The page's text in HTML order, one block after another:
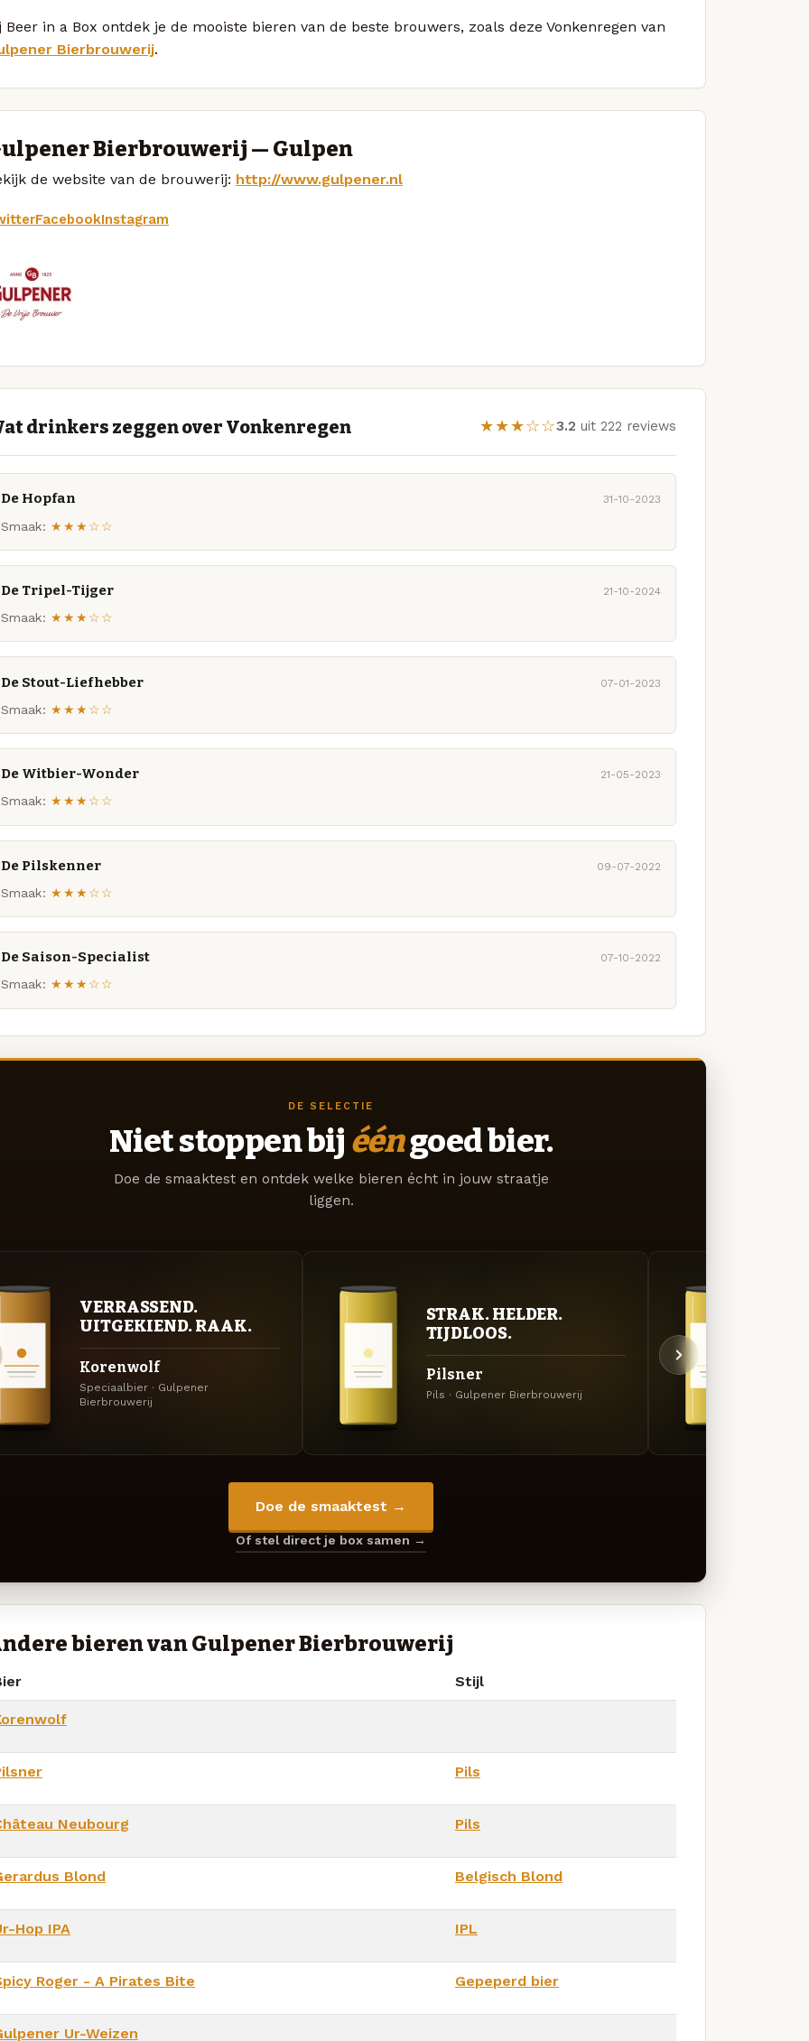
Beer in a Box ontdek je de mooiste bieren van de beste brouwers, zoals deze Vonkenregen van
Bierbrouwerij.
Bierbrouwerij — Gulpen
de website van de brouwerij: http://www.gulpener.nl
FacebookInstagram
drinkers zeggen over Vonkenregen ★★★☆☆3.2 uit 222 reviews
De Hopfan 31-10-2023
Smaak: ★★★☆☆
De Tripel-Tijger 21-10-2024
Smaak: ★★★☆☆
De Stout-Liefhebber 07-01-2023
Smaak: ★★★☆☆
De Witbier-Wonder 21-05-2023
Smaak: ★★★☆☆
De Pilskenner 09-07-2022
Smaak: ★★★☆☆
De Saison-Specialist 07-10-2022
Smaak: ★★★☆☆
DE SELECTIE
Niet stoppen bij ééngoed bier.
Doe de smaaktest en ontdek welke bieren écht in jouw straatje
liggen.
VERRASSEND.
UITGEKIEND. RAAK.
Korenwolf
Speciaalbier · Gulpener
Bierbrouwerij
STRAK. HELDER.
TIJDLOOS.
Pilsner
Pils · Gulpener Bierbrouwerij
Doe de smaaktest →
Of stel direct je box samen →
bieren van Gulpener Bierbrouwerij
Stijl
Pils
Neubourg Pils
Blond Belgisch Blond
Hop IPA IPL
Roger - A Pirates Bite Gepeperd bier
Ur-Weizen